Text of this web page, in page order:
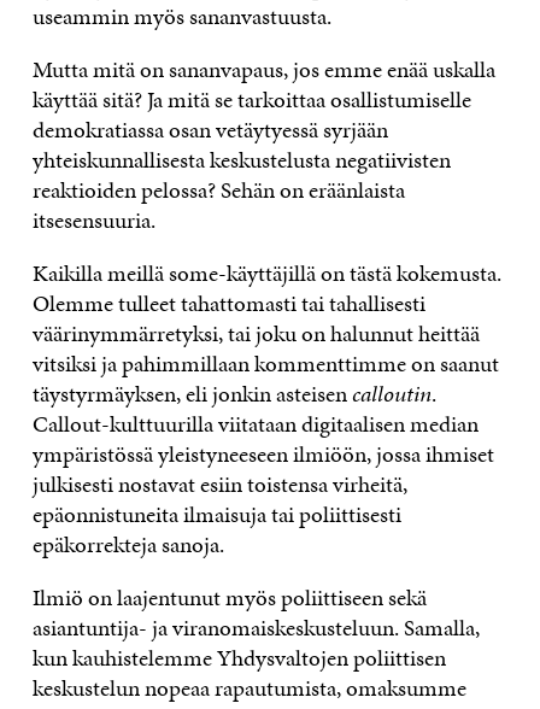
useammin myös sananvastuusta.
Mutta mitä on sananvapaus, jos emme enää uskalla
käyttää sitä? Ja mitä se tarkoittaa osallistumiselle
demokratiassa osan vetäytyessä syrjään
yhteiskunnallisesta keskustelusta negatiivisten
reaktioiden pelossa? Sehän on eräänlaista
itsesensuuria.
Kaikilla meillä some-käyttäjillä on tästä kokemusta.
Olemme tulleet tahattomasti tai tahallisesti
väärinymmärretyksi, tai joku on halunnut heittää
vitsiksi ja pahimmillaan kommenttimme on saanut
täystyrmäyksen, eli jonkin asteisencalloutin.
Callout-kulttuurilla viitataan digitaalisen median
ympäristössä yleistyneeseen ilmiöön, jossa ihmiset
julkisesti nostavat esiin toistensa virheitä,
epäonnistuneita ilmaisuja tai poliittisesti
epäkorrekteja sanoja.
Ilmiö on laajentunut myös poliittiseen sekä
asiantuntija- ja viranomaiskeskusteluun. Samalla,
kun kauhistelemme Yhdysvaltojen poliittisen
keskustelun nopeaa rapautumista, omaksumme